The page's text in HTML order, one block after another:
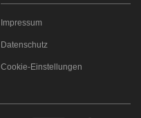
Impressum
Datenschutz
Cookie-Einstellungen